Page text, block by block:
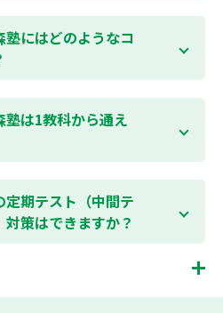
無料体験を受付しておりま
み、冬休みの講習では「4日
授業を受けていただくことが
森塾の無料体験については
にはどのようなコ
小学生・中学生・高校生のコー
のテストの点数アップを目的
おります。その他、小学生用の
を身につけるDOJOなど、オプ
は1教科から通え
ら受講いただけます。自分から
ために最初は1から2教科での
ります。まずはお気軽にご相談
期テスト（中間テ
策はできますか？
直前に自分の予定にあわせて、